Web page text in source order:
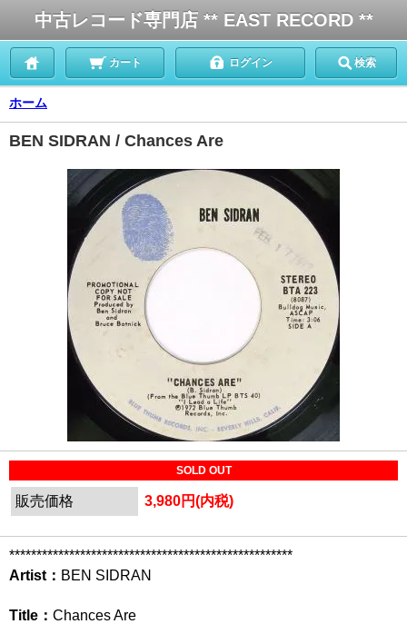
中古レコード専門店 ** EAST RECORD **
カート ログイン 検索
ホーム
BEN SIDRAN / Chances Are
SOLD OUT
販売価格 3,980円(内税)
****************************************************
Artist： BEN SIDRAN
Title： Chances Are